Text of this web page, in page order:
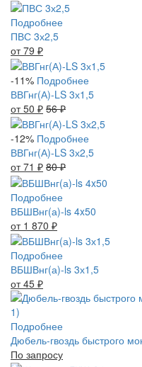
Подробнее
ПВС 3х2,5
от 79 ₽
-11% Подробнее
ВВГнг(А)-LS 3х1,5
от 50 ₽ 56₽
-12% Подробнее
ВВГнг(А)-LS 3х2,5
от 71 ₽ 80₽
Подробнее
ВБШВнг(а)-ls 4x50
от 1 870 ₽
Подробнее
ВБШВнг(а)-ls 3х1,5
от 45 ₽
Подробнее
Дюбель-гвоздь быстрого
По запросу